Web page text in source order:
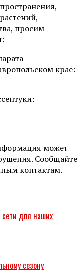
просим
крае:
может
Сообщайте
контактам.
сети для наших
сезону